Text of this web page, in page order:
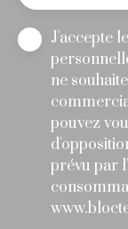
J'accepte
ne
pouvez
prévu par